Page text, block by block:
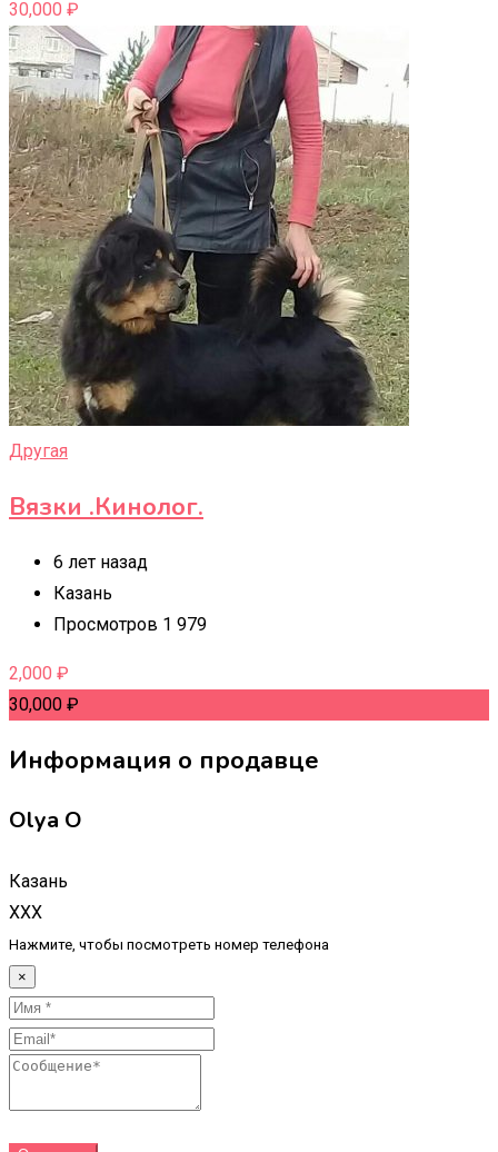
30,000 ₽
Другая
Вязки .Кинолог.
6 лет назад
Казань
Просмотров 1 979
2,000 ₽
30,000 ₽
Информация о продавце
Olya O
Казань
XXX
Нажмите, чтобы посмотреть номер телефона
×